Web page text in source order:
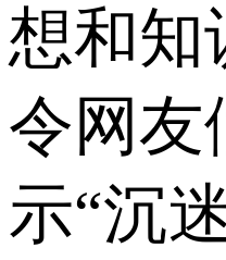
想和知
令网友
示“沉